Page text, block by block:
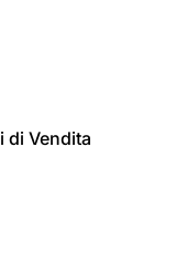
di Vendita